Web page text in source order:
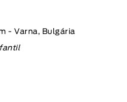
- Varna, Bulgária